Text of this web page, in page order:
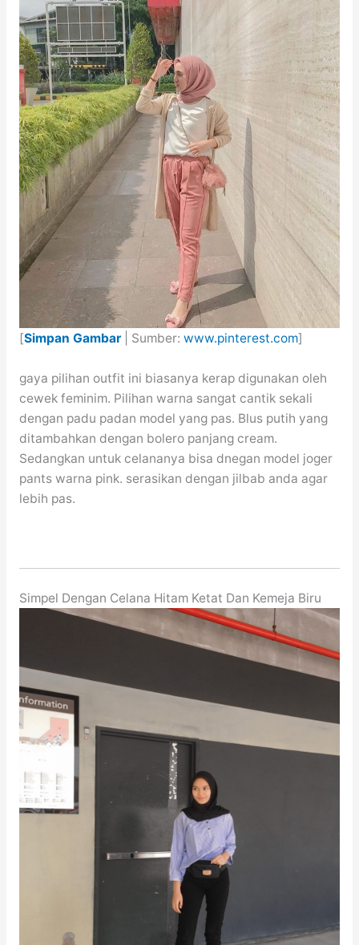
[Simpan Gambar| Sumber: www.pinterest.com]
gaya pilihan outfit ini biasanya kerap digunakan oleh
cewek feminim. Pilihan warna sangat cantik sekali
dengan padu padan model yang pas. Blus putih yang
ditambahkan dengan bolero panjang cream.
Sedangkan untuk celananya bisa dnegan model joger
pants warna pink. serasikan dengan jilbab anda agar
lebih pas.
Simpel Dengan Celana Hitam Ketat Dan Kemeja Biru